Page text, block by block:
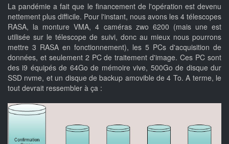
La pandémie a fait que le financement de l'opération est devenu
nettement plus difficile. Pour l'instant, nous avons les 4 télescopes
RASA, la monture VMA, 4 caméras zwo 6200 (mais une est
utilisée sur le télescope de suivi, donc au mieux nous pourrons
mettre 3 RASA en fonctionnement), les 5 PCs d'acquisition de
données, et seulement 2 PC de traitement d'image. Ces PC sont
des i9 équipés de 64Go de mémoire vive, 500Go de disque dur
SSD nvme, et un disque de backup amovible de 4 To. A terme, le
tout devrait ressembler à ça :